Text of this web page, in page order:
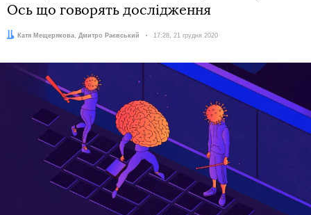
Ось що говорять дослідження
Автор:Катя Мещерякова
Редактор: Дмитро Раєвський Дата:
17:28, 21 грудня 2020